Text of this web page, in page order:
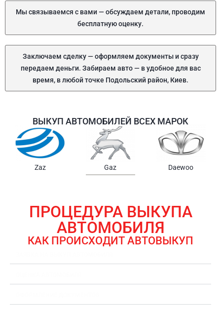
Мы связываемся с вами — обсуждаем детали, проводим
бесплатную оценку.
Заключаем сделку — оформляем документы и сразу
передаем деньги. Забираем авто — в удобное для вас
время, в любой точке Подольский район, Киев.
ВЫКУП АВТОМОБИЛЕЙ ВСЕХ МАРОК
Samsung Chrysler Gmc
ПРОЦЕДУРА ВЫКУПА
АВТОМОБИЛЯ
КАК ПРОИСХОДИТ АВТОВЫКУП